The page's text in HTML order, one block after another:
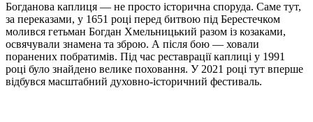
Богданова каплиця — не просто історична споруда. Саме тут,
за переказами, у 1651 році перед битвою під Берестечком
молився гетьман Богдан Хмельницький разом із козаками,
освячували знамена та зброю. А після бою — ховали
поранених побратимів. Під час реставрації каплиці у 1991
році було знайдено велике поховання. У 2021 році тут вперше
відбувся масштабний духовно-історичний фестиваль.